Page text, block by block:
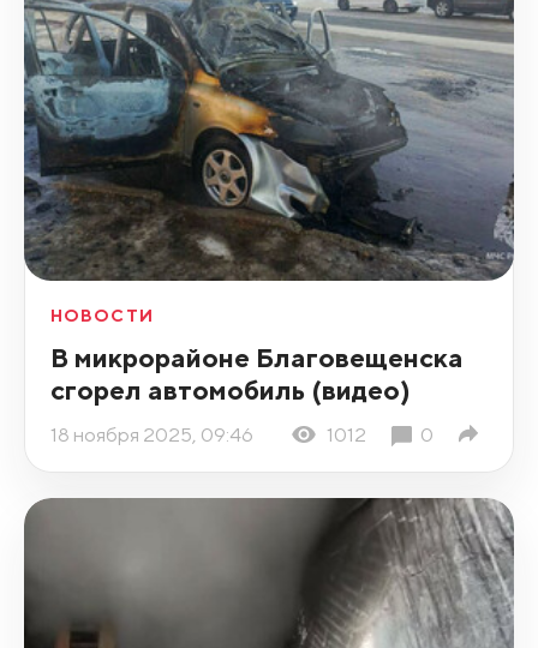
НОВОСТИ
В микрорайоне Благовещенска
сгорел автомобиль (видео)
18 ноября 2025, 09:46 1012 0